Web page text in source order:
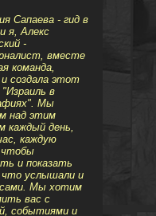
Сапаева - гид в
я, Алекс
-
вместе
команда,
создала этот
в
Мы
над этим
каждый день,
каждую
и показать
что услышали и
сами. Мы хотим
вас с
событиями и